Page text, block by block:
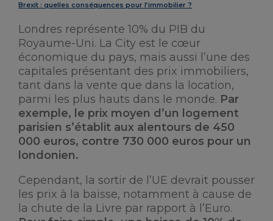
Brexit : quelles conséquences pour l’immobilier ?
Londres représente 10% du PIB du
Royaume-Uni. La City est le cœur
économique du pays, mais aussi l’une des
capitales présentant des prix immobiliers,
tant dans la vente que dans la location,
parmi les plus hauts dans le monde. Par
exemple, le prix moyen d’un logement
parisien s’établit aux alentours de 450
000 euros, contre 730 000 euros pour un
londonien.
Cependant, la sortir de l’UE devrait pousser
les prix à la baisse, notamment à cause de
la chute de la Livre par rapport à l’Euro.